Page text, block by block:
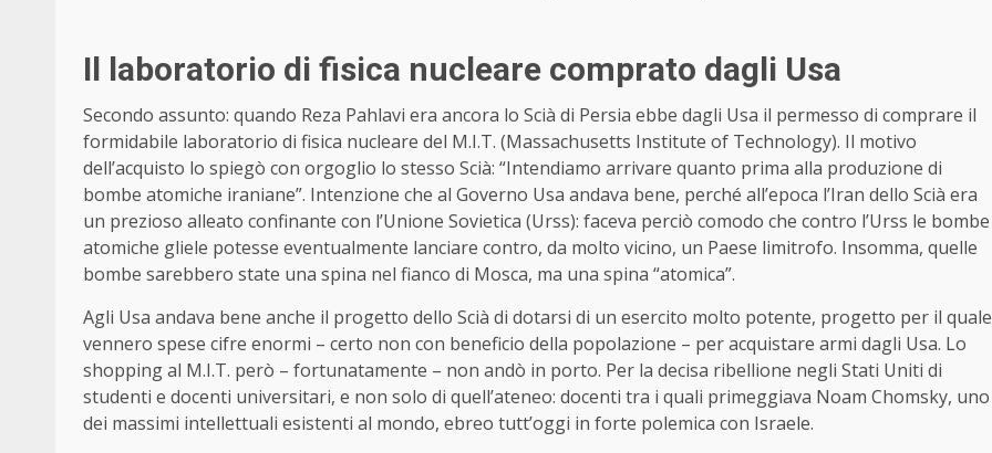
Il laboratorio di fisica nucleare comprato dagli Usa
Secondo assunto: quando Reza Pahlavi era ancora lo Scià di Persia ebbe dagli Usa il permesso di comprare il
formidabile laboratorio di fisica nucleare del M.I.T. (Massachusetts Institute of Technology). Il motivo
dell’acquisto lo spiegò con orgoglio lo stesso Scià: “Intendiamo arrivare quanto prima alla produzione di
bombe atomiche iraniane”. Intenzione che al Governo Usa andava bene, perché all’epoca l’Iran dello Scià era
un prezioso alleato confinante con l’Unione Sovietica (Urss): faceva perciò comodo che contro l’Urss le bombe
atomiche gliele potesse eventualmente lanciare contro, da molto vicino, un Paese limitrofo. Insomma, quelle
bombe sarebbero state una spina nel fianco di Mosca, ma una spina “atomica”.
Agli Usa andava bene anche il progetto dello Scià di dotarsi di un esercito molto potente, progetto per il quale
vennero spese cifre enormi – certo non con beneficio della popolazione – per acquistare armi dagli Usa. Lo
shopping al M.I.T. però – fortunatamente – non andò in porto. Per la decisa ribellione negli Stati Uniti di
studenti e docenti universitari, e non solo di quell’ateneo: docenti tra i quali primeggiava Noam Chomsky, uno
dei massimi intellettuali esistenti al mondo, ebreo tutt’oggi in forte polemica con Israele.